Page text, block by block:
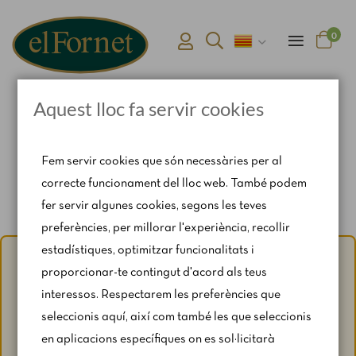
0
vacances, es restringeixen lleugerament els horaris i els
caps de setmana segons disponibilitat.
catering@rosendomila.com
Aquest lloc fa servir cookies
Fem servir cookies que són necessàries per al
correcte funcionament del lloc web. També podem
fer servir algunes cookies, segons les teves
preferències, per millorar l'experiència, recollir
estadístiques, optimitzar funcionalitats i
proporcionar-te contingut d'acord als teus
interessos. Respectarem les preferències que
seleccionis aquí, així com també les que seleccionis
en aplicacions específiques on es sol·licitarà